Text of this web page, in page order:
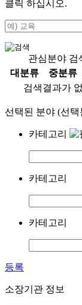
클릭 하십시오.
관심분야 검
대분류
중분류
검색결과가
선택된 분야 (선
카테고리
카테고리
카테고리
등록
소장기관 정보